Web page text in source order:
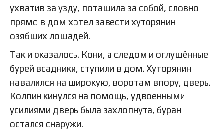
ухватив за узду, потащила за собой, словно
прямо в дом хотел завести хуторянин
озябших лошадей.
Так и оказалось. Кони, а следом и оглушённые
бурей всадники, ступили в дом. Хуторянин
навалился на широкую, воротам впору, дверь.
Колпин кинулся на помощь, удвоенными
усилиями дверь была захлопнута, буран
остался снаружи.